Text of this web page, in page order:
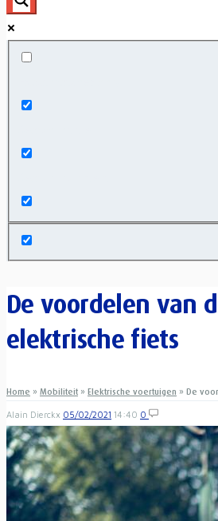
De voordelen van
elektrische fiets
Home » Mobiliteit » Elektrische voertuigen » De
Alain Dierckx 05/02/2021 14:40 0